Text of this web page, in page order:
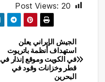
Post Views: 20
تصفّح
المقالات
الجيش الإيراني يعلن
استهداف أنظمة باتريوت
في الكويت وموقع إنذار في
قطر وخزانات وقود في
البحرين